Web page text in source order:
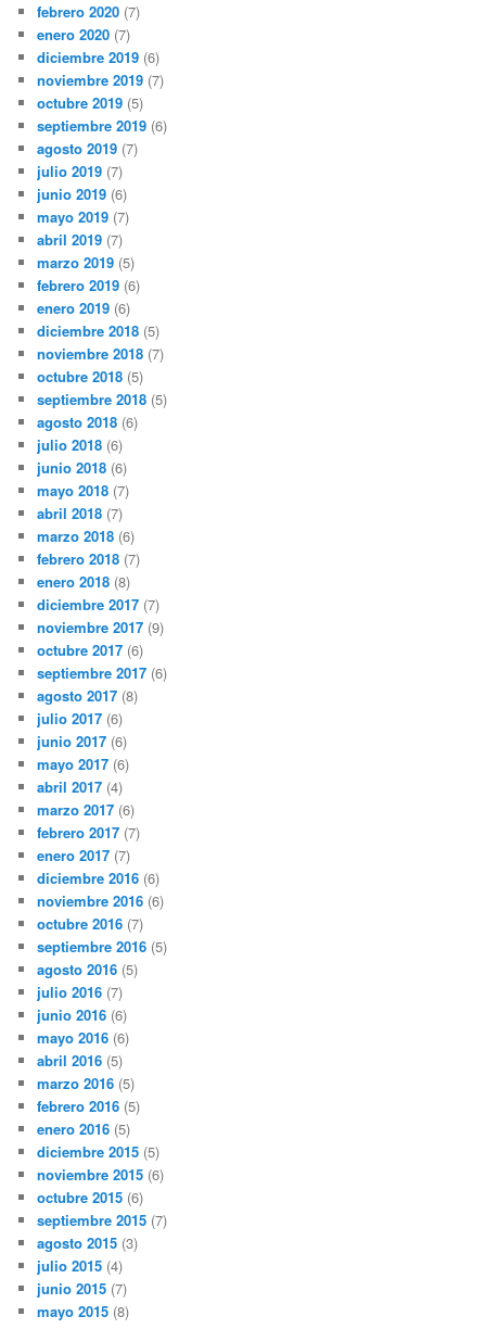
febrero 2020 (7)
enero 2020 (7)
diciembre 2019 (6)
noviembre 2019 (7)
octubre 2019 (5)
septiembre 2019 (6)
agosto 2019 (7)
julio 2019 (7)
junio 2019 (6)
mayo 2019 (7)
abril 2019 (7)
marzo 2019 (5)
febrero 2019 (6)
enero 2019 (6)
diciembre 2018 (5)
noviembre 2018 (7)
octubre 2018 (5)
septiembre 2018 (5)
agosto 2018 (6)
julio 2018 (6)
junio 2018 (6)
mayo 2018 (7)
abril 2018 (7)
marzo 2018 (6)
febrero 2018 (7)
enero 2018 (8)
diciembre 2017 (7)
noviembre 2017 (9)
octubre 2017 (6)
septiembre 2017 (6)
agosto 2017 (8)
julio 2017 (6)
junio 2017 (6)
mayo 2017 (6)
abril 2017 (4)
marzo 2017 (6)
febrero 2017 (7)
enero 2017 (7)
diciembre 2016 (6)
noviembre 2016 (6)
octubre 2016 (7)
septiembre 2016 (5)
agosto 2016 (5)
julio 2016 (7)
junio 2016 (6)
mayo 2016 (6)
abril 2016 (5)
marzo 2016 (5)
febrero 2016 (5)
enero 2016 (5)
diciembre 2015 (5)
noviembre 2015 (6)
octubre 2015 (6)
septiembre 2015 (7)
agosto 2015 (3)
julio 2015 (4)
junio 2015 (7)
mayo 2015 (8)